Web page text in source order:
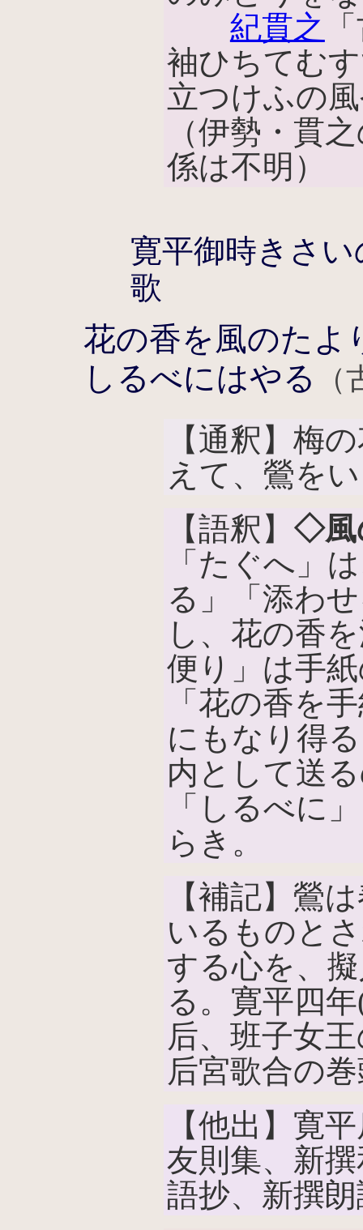
紀貫之
袖ひちてむ
立つけふの
（伊勢・貫
係は不明）
寛平御時きさ
歌
花の香を風のたよ
しるべにはやる
【通釈】梅
えて、鶯を
【語釈】 ◇風
「たぐへ」
る」「添わ
し、花の香
便り」は手
「花の香を
にもなり得
内として送
「しるべに
らき。
【補記】鶯
いるものと
する心を、
る。寛平四
后、班子女
后宮歌合の
【他出】寛
友則集、新
語抄、新撰